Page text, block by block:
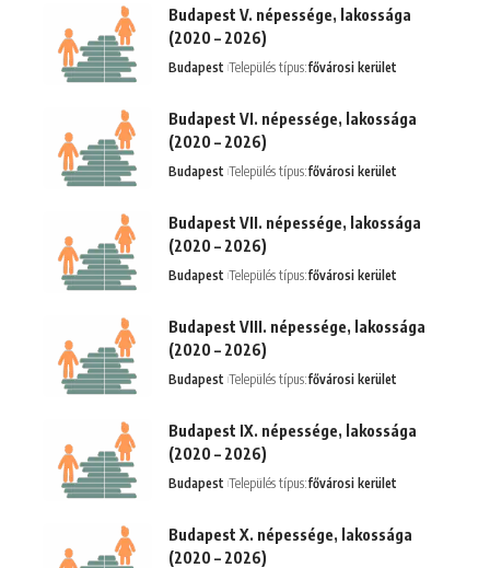
Budapest V. népessége, lakossága
(2020 – 2026)
Budapest Település típus:fővárosi kerület
Budapest VI. népessége, lakossága
(2020 – 2026)
Budapest Település típus:fővárosi kerület
Budapest VII. népessége, lakossága
(2020 – 2026)
Budapest Település típus:fővárosi kerület
Budapest VIII. népessége, lakossága
(2020 – 2026)
Budapest Település típus:fővárosi kerület
Budapest IX. népessége, lakossága
(2020 – 2026)
Budapest Település típus:fővárosi kerület
Budapest X. népessége, lakossága
(2020 – 2026)